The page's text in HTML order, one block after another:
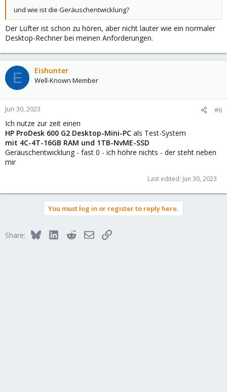
und wie ist die Geräuschentwicklung?
Der Lüfter ist schon zu hören, aber nicht lauter wie ein normaler
Desktop-Rechner bei meinen Anforderungen.
E Eishunter
Well-Known Member
Jun 30, 2023 #6
Ich nutze zur zeit einen
HP ProDesk 600 G2 Desktop-Mini-PC als Test-System
mit 4C-4T-16GB RAM und 1TB-NvME-SSD
Geräuschentwicklung - fast 0 - ich höhre nichts - der steht neben
mir
Last edited: Jun 30, 2023
You must log in or register to reply here.
Share: BlueskyLinkedInRedditEmailLink